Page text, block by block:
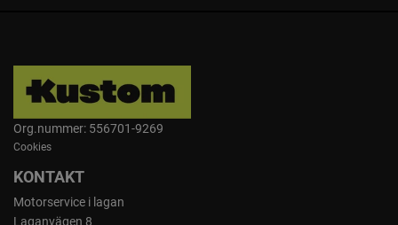
Org.nummer: 556701-9269
Cookies
KONTAKT
Motorservice i lagan
Laganvägen 8